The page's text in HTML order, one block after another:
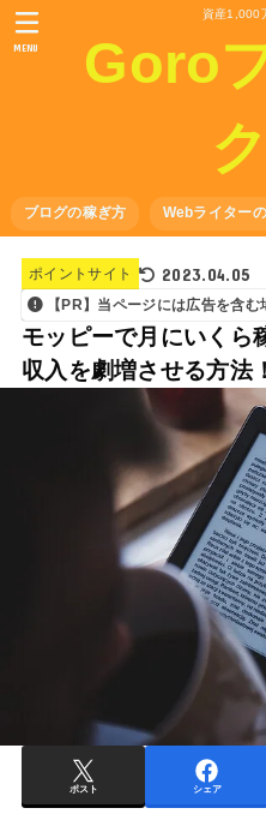
資産1,000
Goro
ブログの稼ぎ方 Webライター
MENU
ポイントサイト 2023.04.05
【PR】当ページには広告を含む
モッピーで月にいくら
収入を劇増させる方法！
ポスト シェア